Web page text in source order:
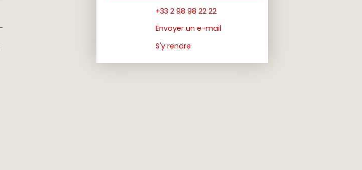
+33 2 98 98 22 22
Envoyer un e-mail
S'y rendre